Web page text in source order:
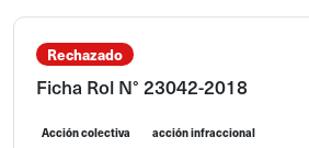
Rechazado
Ficha Rol N° 23042-2018
Acción colectiva acción infraccional